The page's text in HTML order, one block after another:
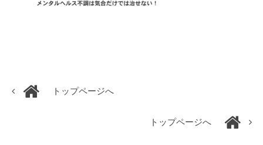
トップページへ
トップページへ